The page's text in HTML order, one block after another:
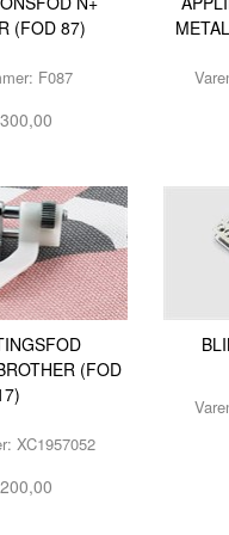
2140TP
6120 DCX27
TILBEHØR
(FOD 87)
F087
(FOD
XC1957052